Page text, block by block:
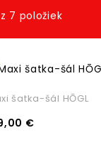
7 položiek
šatka-šál HŌGL
€